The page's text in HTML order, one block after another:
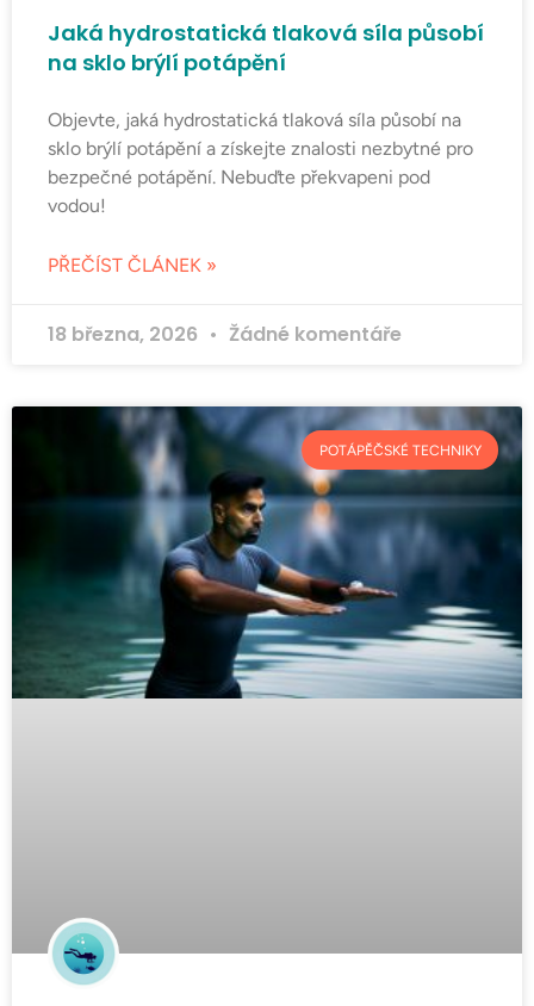
Jaká hydrostatická tlaková síla působí
na sklo brýlí potápění
Objevte, jaká hydrostatická tlaková síla působí na
sklo brýlí potápění a získejte znalosti nezbytné pro
bezpečné potápění. Nebuďte překvapeni pod
vodou!
PŘEČÍST ČLÁNEK »
18 března, 2026 Žádné komentáře
POTÁPĚČSKÉ TECHNIKY